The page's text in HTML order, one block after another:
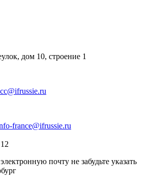
дом 10, строение 1
france@ifrussie.ru
почту не забудьте указать